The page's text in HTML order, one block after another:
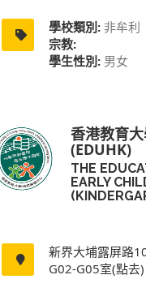
學校類別: 非牟利
宗教:
學生性別: 男女
香港教育
(EDUHK)
THE
EARLY
新界大埔露屏路
G02-G05室(點去)